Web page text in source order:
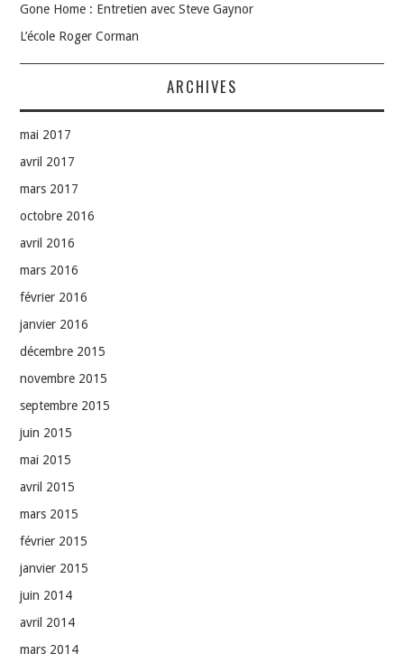
Gone Home : Entretien avec Steve Gaynor
L’école Roger Corman
ARCHIVES
mai 2017
avril 2017
mars 2017
octobre 2016
avril 2016
mars 2016
février 2016
janvier 2016
décembre 2015
novembre 2015
septembre 2015
juin 2015
mai 2015
avril 2015
mars 2015
février 2015
janvier 2015
juin 2014
avril 2014
mars 2014